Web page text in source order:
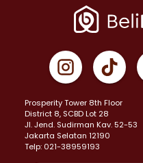
Prosperity Tower 8th Floor
District 8, SCBD Lot 28
JI. Jend. Sudirman Kav. 52-53
Jakarta Selatan 12190
Telp: 021-38959193